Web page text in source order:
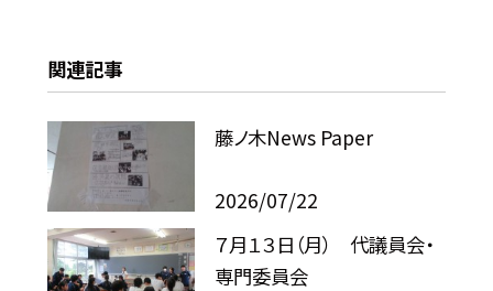
関連記事
藤ノ木News Paper
2026/07/22
７月１３日（月） 代議員会・
専門委員会